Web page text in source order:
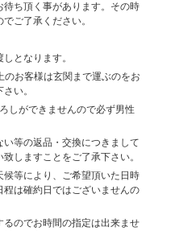
ち頂く事があります。その時
ご了承ください。
となります。
のお客様は玄関まで運ぶのをお
い。
しができませんので必ず男性
い等の返品・交換につきまして
しますことをご了承下さい。
候等により、ご希望頂いた日時
は確約日ではございませんの
るのでお時間の指定は出来ませ